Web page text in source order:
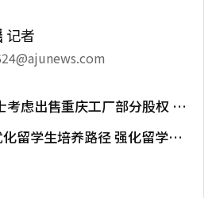
记者
考虑出售重庆工厂部分股权 估
留学生培养路径 强化留学就